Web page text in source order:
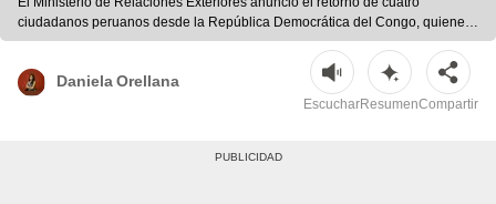
ciudadanos peruanos desde la República Democrática del Congo, quienes
se encuentran en buen estado de salud. | Andina
Daniela Orellana
EscucharResumenCompartir